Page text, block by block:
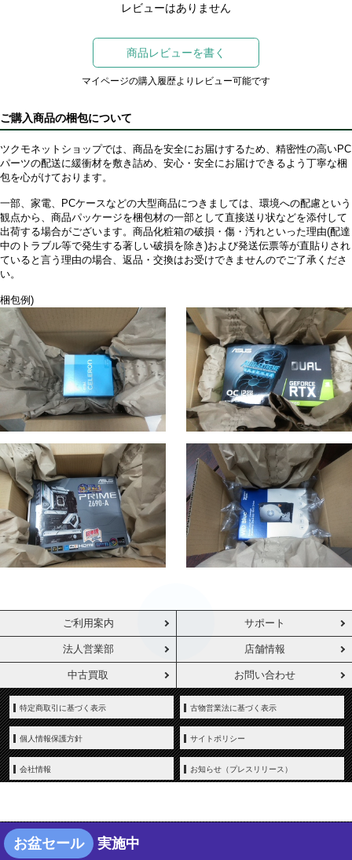
レビューはありません
商品レビューを書く
マイページの購入履歴よりレビュー可能です
ご購入商品の梱包について
ツクモネットショップでは、商品を安全にお届けするため、精密性の高いPC
パーツの配送に緩衝材を敷き詰め、安心・安全にお届けできるよう丁寧な梱
包を心がけております。
一部、家電、PCケースなどの大型商品につきましては、環境への配慮という
観点から、商品パッケージを梱包材の一部として直接送り状などを添付して
出荷する場合がございます。商品化粧箱の破損・傷・汚れといった理由(配達
中のトラブル等で発生する著しい破損を除き)および発送伝票等が直貼りされ
ていると言う理由の場合、返品・交換はお受けできませんのでご了承くださ
い。
梱包例)
ご利用案内 サポート
法人営業部 店舗情報
中古買取 お問い合わせ
特定商取引に基づく表示 古物営業法に基づく表示
個人情報保護方針 サイトポリシー
会社情報 お知らせ（プレスリリース）
お盆セール 実施中